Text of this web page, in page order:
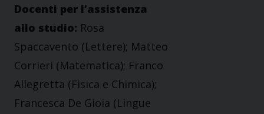
Docenti per l’assistenza
allo studio: Rosa
Spaccavento (Lettere); Matteo
Corrieri (Matematica); Franco
Allegretta (Fisica e Chimica);
Francesca De Gioia (Lingue